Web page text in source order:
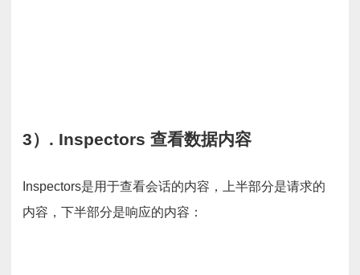
3）. Inspectors 查看数据内容
Inspectors是用于查看会话的内容，上半部分是请求的
内容，下半部分是响应的内容：